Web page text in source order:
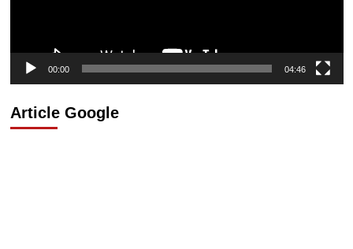
00:00 04:46
Article Google